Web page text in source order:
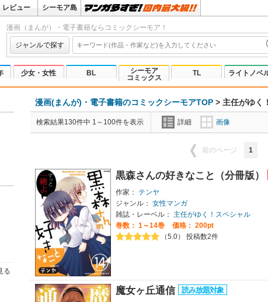
レビュー シーモア島
漫画（まんが）・電子書籍ならコミックシーモア！
ジャンルで探す
少女・女性 BL
シーモア
コミックス
TL ライトノベ
る
漫画(まんが)・電子書籍のコミックシーモアTOP > 主任がゆく
検索結果130件中 1～100件を表示 詳細 画像
前のページ 1
黒森さんの好きなこと（分冊版）
作家： テンヤ
ジャンル： 女性マンガ
雑誌・レーベル：
主任がゆく！スペシャル
巻数： 1～14巻
価格： 200pt
（5.0） 投稿数2件
魔女ヶ丘通信